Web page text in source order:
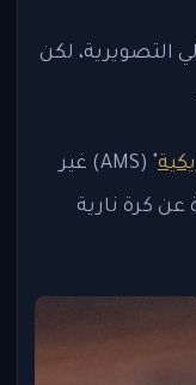
التصويرية، لكن
" (AMS) غير
عن كرة نارية